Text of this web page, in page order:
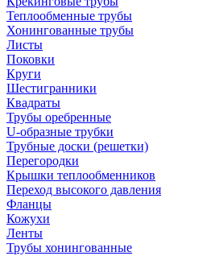
Теплообменные трубы
Хонингованные трубы
Листы
Поковки
Круги
Шестигранники
Квадраты
Трубы оребренные
U-образные трубки
Трубные доски (решетки)
Перегородки
Крышки теплообменников
Переход высокого давления
Фланцы
Кожухи
Ленты
Трубы хонингованные